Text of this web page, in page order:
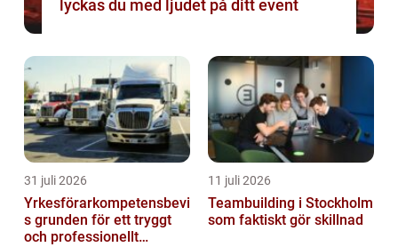
lyckas du med ljudet på ditt event
31 juli 2026
Yrkesförarkompetensbevi
s grunden för ett tryggt
och professionellt
11 juli 2026
Teambuilding i Stockholm
som faktiskt gör skillnad